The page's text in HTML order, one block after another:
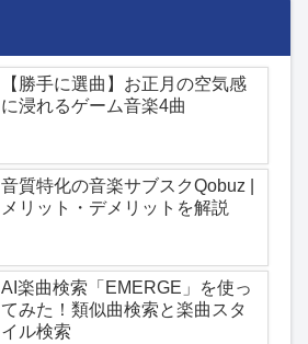
【勝手に選曲】お正月の空気感
に浸れるゲーム音楽4曲
音質特化の音楽サブスクQobuz |
メリット・デメリットを解説
AI楽曲検索「EMERGE」を使っ
てみた！類似曲検索と楽曲スタ
イル検索